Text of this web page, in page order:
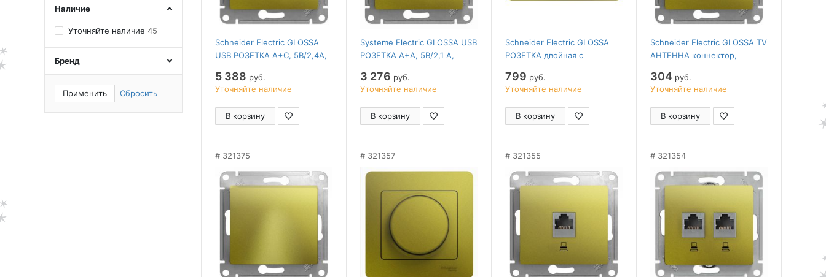
Наличие
Уточняйте наличие 45
Бренд
Применить Сбросить
Schneider Electric GLOSSA
USB РОЗЕТКА A+С, 5В/2,4А,
ФИСТАШКОВЫЙ
5 388 руб.
Уточняйте наличие
В корзину
Systeme Electric GLOSSA USB
РОЗЕТКА A+A, 5В/2,1 А,
ФИСТАШКОВЫЙ
3 276 руб.
Уточняйте наличие
В корзину
Schneider Electric GLOSSA
РОЗЕТКА двойная с
в сборе, IP44,
ФИСТАШКОВЫЙ
799 руб.
Уточняйте наличие
В корзину
Schneider Electric GLOSSA TV
АНТЕННА коннектор,
304 руб.
Уточняйте наличие
В корзину
321375 321357 321355 321354